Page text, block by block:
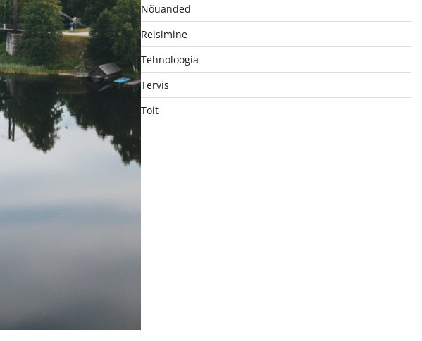
Nõuanded
Reisimine
Tehnoloogia
Tervis
Toit